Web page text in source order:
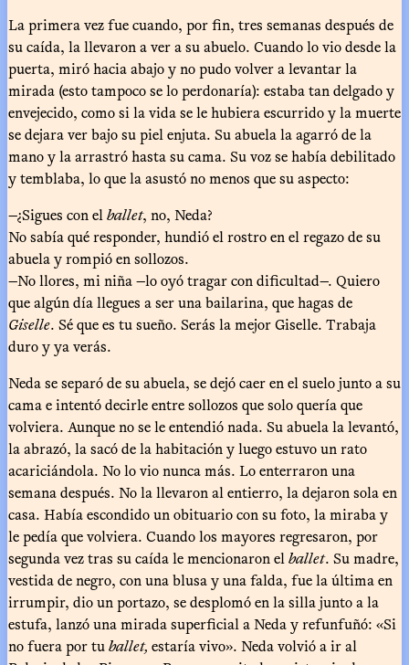
La primera vez fue cuando, por fin, tres semanas después de
su caída, la llevaron a ver a su abuelo. Cuando lo vio desde la
puerta, miró hacia abajo y no pudo volver a levantar la
mirada (esto tampoco se lo perdonaría): estaba tan delgado y
envejecido, como si la vida se le hubiera escurrido y la muerte
se dejara ver bajo su piel enjuta. Su abuela la agarró de la
mano y la arrastró hasta su cama. Su voz se había debilitado
y temblaba, lo que la asustó no menos que su aspecto:
—¿Sigues con elballet, no, Neda?
No sabía qué responder, hundió el rostro en el regazo de su
abuela y rompió en sollozos.
—No llores, mi niña —lo oyó tragar con dificultad—. Quiero
que algún día llegues a ser una bailarina, que hagas de
Giselle. Sé que es tu sueño. Serás la mejor Giselle. Trabaja
duro y ya verás.
Neda se separó de su abuela, se dejó caer en el suelo junto a su
cama e intentó decirle entre sollozos que solo quería que
volviera. Aunque no se le entendió nada. Su abuela la levantó,
la abrazó, la sacó de la habitación y luego estuvo un rato
acariciándola. No lo vio nunca más. Lo enterraron una
semana después. No la llevaron al entierro, la dejaron sola en
casa. Había escondido un obituario con su foto, la miraba y
le pedía que volviera. Cuando los mayores regresaron, por
segunda vez tras su caída le mencionaron elballet. Su madre,
vestida de negro, con una blusa y una falda, fue la última en
irrumpir, dio un portazo, se desplomó en la silla junto a la
estufa, lanzó una mirada superficial a Neda y refunfuñó: «Si
no fuera por tuballet, estaría vivo». Neda volvió a ir al